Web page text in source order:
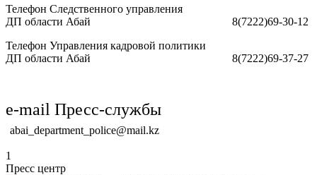
Телефон Следственного управления
ДП области Абай 8(7222)69-30-12
Телефон Управления кадровой политики
ДП области Абай 8(7222)69-37-27
e-mail Пресс-службы
abai_department_police@mail.kz
1
Пресс центр